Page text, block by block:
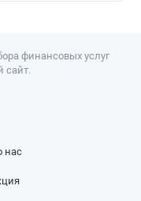
финансовых услуг
сайт.
нас